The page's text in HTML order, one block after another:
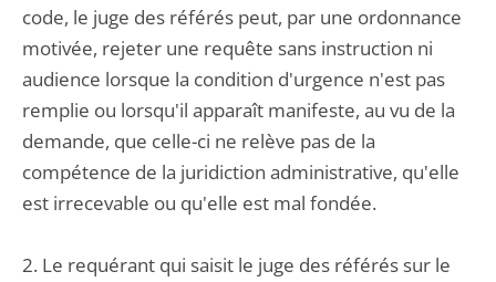
code, le juge des référés peut, par une ordonnance
motivée, rejeter une requête sans instruction ni
audience lorsque la condition d'urgence n'est pas
remplie ou lorsqu'il apparaît manifeste, au vu de la
demande, que celle-ci ne relève pas de la
compétence de la juridiction administrative, qu'elle
est irrecevable ou qu'elle est mal fondée.
2. Le requérant qui saisit le juge des référés sur le